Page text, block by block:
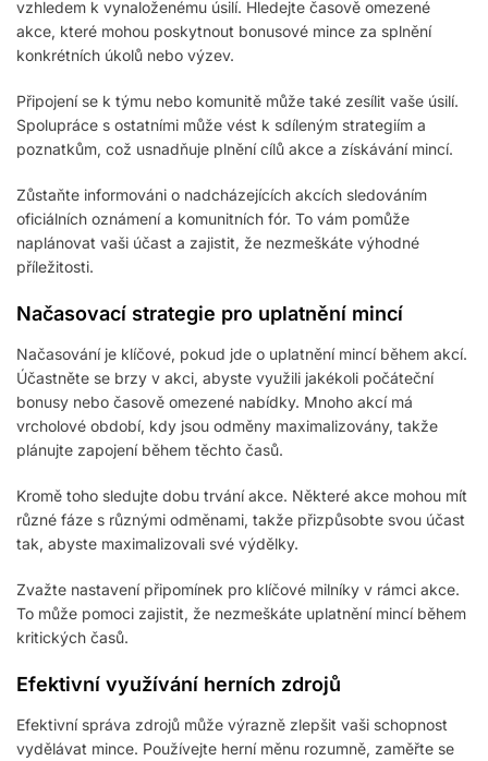
vzhledem k vynaloženému úsilí. Hledejte časově omezené
akce, které mohou poskytnout bonusové mince za splnění
konkrétních úkolů nebo výzev.
Připojení se k týmu nebo komunitě může také zesílit vaše úsilí.
Spolupráce s ostatními může vést k sdíleným strategiím a
poznatkům, což usnadňuje plnění cílů akce a získávání mincí.
Zůstaňte informováni o nadcházejících akcích sledováním
oficiálních oznámení a komunitních fór. To vám pomůže
naplánovat vaši účast a zajistit, že nezmeškáte výhodné
příležitosti.
Načasovací strategie pro uplatnění mincí
Načasování je klíčové, pokud jde o uplatnění mincí během akcí.
Účastněte se brzy v akci, abyste využili jakékoli počáteční
bonusy nebo časově omezené nabídky. Mnoho akcí má
vrcholové období, kdy jsou odměny maximalizovány, takže
plánujte zapojení během těchto časů.
Kromě toho sledujte dobu trvání akce. Některé akce mohou mít
různé fáze s různými odměnami, takže přizpůsobte svou účast
tak, abyste maximalizovali své výdělky.
Zvažte nastavení připomínek pro klíčové milníky v rámci akce.
To může pomoci zajistit, že nezmeškáte uplatnění mincí během
kritických časů.
Efektivní využívání herních zdrojů
Efektivní správa zdrojů může výrazně zlepšit vaši schopnost
vydělávat mince. Používejte herní měnu rozumně, zaměřte se